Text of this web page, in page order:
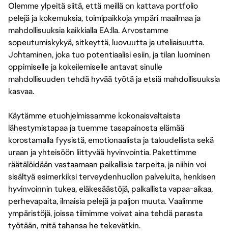
Olemme ylpeitä siitä, että meillä on kattava portfolio
pelejä ja kokemuksia, toimipaikkoja ympäri maailmaa ja
mahdollisuuksia kaikkialla EA:lla. Arvostamme
sopeutumiskykyä, sitkeyttä, luovuutta ja uteliaisuutta.
Johtaminen, joka tuo potentiaalisi esiin, ja tilan luominen
oppimiselle ja kokeilemiselle antavat sinulle
mahdollisuuden tehdä hyvää työtä ja etsiä mahdollisuuksia
kasvaa.
Käytämme etuohjelmissamme kokonaisvaltaista
lähestymistapaa ja tuemme tasapainosta elämää
korostamalla fyysistä, emotionaalista ja taloudellista sekä
uraan ja yhteisöön liittyvää hyvinvointia. Pakettimme
räätälöidään vastaamaan paikallisia tarpeita, ja niihin voi
sisältyä esimerkiksi terveydenhuollon palveluita, henkisen
hyvinvoinnin tukea, eläkesäästöjä, palkallista vapaa-aikaa,
perhevapaita, ilmaisia pelejä ja paljon muuta. Vaalimme
ympäristöjä, joissa tiimimme voivat aina tehdä parasta
työtään, mitä tahansa he tekevätkin.